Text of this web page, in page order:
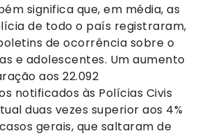
significa que, em média, as
de todo o país registraram,
de ocorrência sobre o
e adolescentes. Um aumento
aos 22.092
notificados às Polícias Civis
duas vezes superior aos 4%
gerais, que saltaram de